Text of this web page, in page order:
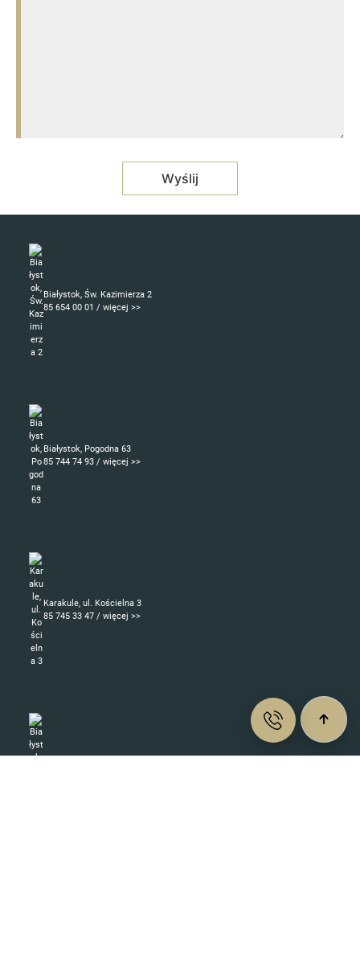
Białystok, Św. Kazimierza 2
85 654 00 01 / więcej >>
Białystok, Pogodna 63
85 744 74 93 / więcej >>
Karakule, ul. Kościelna 3
85 745 33 47 / więcej >>